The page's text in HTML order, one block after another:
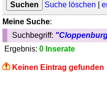
Suche löschen
Meine Suche:
Suchbegriff:
Ergebnis: 0 Inserate
Keinen Eintrag gefunden